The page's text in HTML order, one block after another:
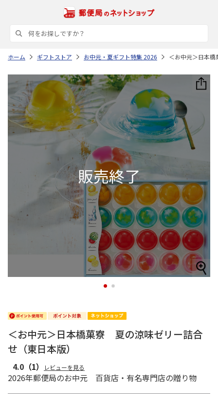
ホーム ギフトストア お中元・夏ギフト特集 2026 ＜お中元＞日本
1 2
＜お中元＞日本橋菓寮 夏の涼味ゼリー詰合
せ（東日本版）
4.0 （1） レビューを見る
2026年郵便局のお中元 百貨店・有名専門店の贈り物